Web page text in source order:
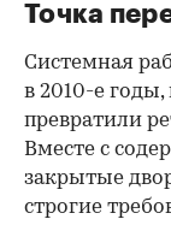
Точка
Системная
в 2010-е
превратили
Вместе с
закрытые
строгие